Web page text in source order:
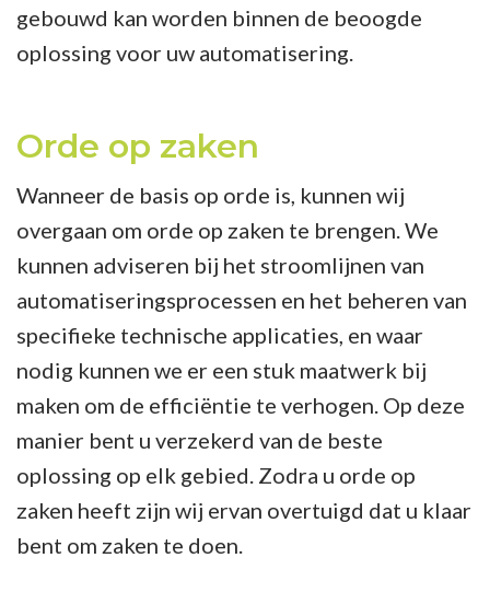
gebouwd kan worden binnen de beoogde
oplossing voor uw automatisering.
Orde op zaken
Wanneer de basis op orde is, kunnen wij
overgaan om orde op zaken te brengen. We
kunnen adviseren bij het stroomlijnen van
automatiseringsprocessen en het beheren van
specifieke technische applicaties, en waar
nodig kunnen we er een stuk maatwerk bij
maken om de efficiëntie te verhogen. Op deze
manier bent u verzekerd van de beste
oplossing op elk gebied. Zodra u orde op
zaken heeft zijn wij ervan overtuigd dat u klaar
bent om zaken te doen.